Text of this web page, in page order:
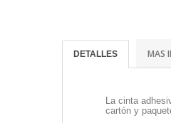
DETALLES MAS
La cinta
cartón y